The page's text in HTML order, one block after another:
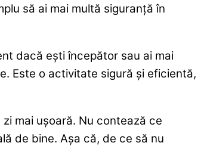
să ai mai multă siguranță în
dacă ești începător sau ai mai
Este o activitate sigură și eficientă,
mai ușoară. Nu contează ce
de bine. Așa că, de ce să nu